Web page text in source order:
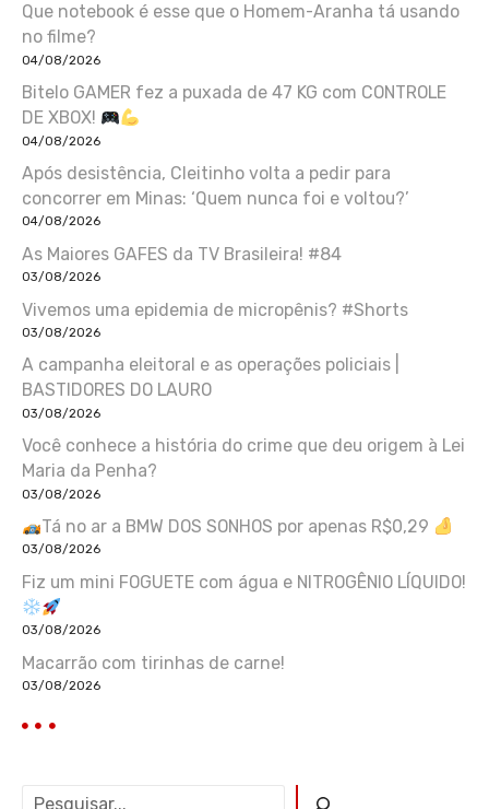
Que notebook é esse que o Homem-Aranha tá usando
no filme?
04/08/2026
Bitelo GAMER fez a puxada de 47 KG com CONTROLE
DE XBOX!
04/08/2026
Após desistência, Cleitinho volta a pedir para
concorrer em Minas: ‘Quem nunca foi e voltou?’
04/08/2026
As Maiores GAFES da TV Brasileira! #84
03/08/2026
Vivemos uma epidemia de micropênis? #Shorts
03/08/2026
A campanha eleitoral e as operações policiais |
BASTIDORES DO LAURO
03/08/2026
Você conhece a história do crime que deu origem à Lei
Maria da Penha?
03/08/2026
Tá no ar a BMW DOS SONHOS por apenas R$0,29
03/08/2026
Fiz um mini FOGUETE com água e NITROGÊNIO LÍQUIDO!
03/08/2026
Macarrão com tirinhas de carne!
03/08/2026